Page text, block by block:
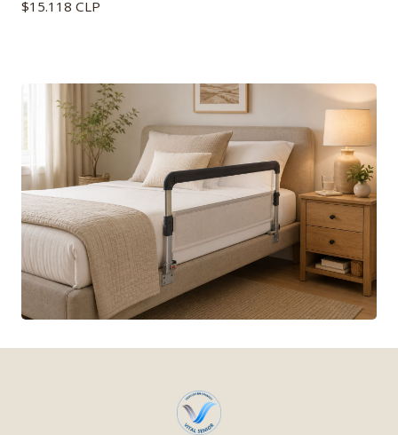
$15.118 CLP